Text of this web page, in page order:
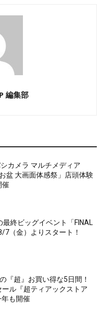
編集部
カメラ マルチメディア
盆 大画面体感祭」店頭体験
催
最終ビッグイベント「FINAL
7（金）よりスタート！
の『超』お買い得な5日間！
ル『超ティアックストア
年も開催